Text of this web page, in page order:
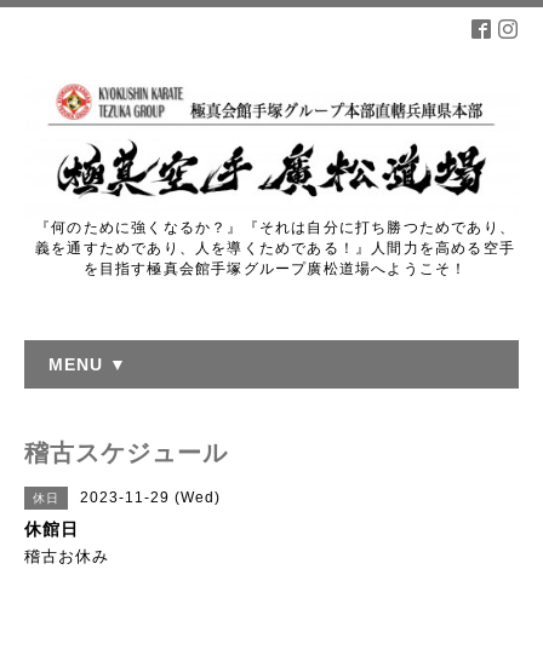
『何のために強くなるか？』『それは自分に打ち勝つためであり、
義を通すためであり、人を導くためである！』人間力を高める空手
を目指す極真会館手塚グループ廣松道場へようこそ！
MENU ▼
稽古スケジュール
休日 2023-11-29 (Wed)
休館日
稽古お休み